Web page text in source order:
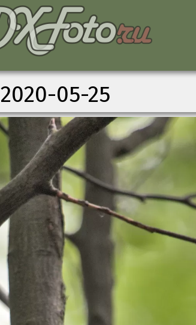
2020-05-25